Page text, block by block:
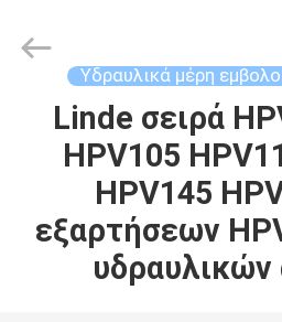
ΣΠΊΤΙ
ΠΡΟΪΌΝΤΑ
ΠΕΡΊΠΟΥ
Power
Co.,Ltd.
Υδραυλικά μέρη
Linde σειρά
HPV105
HPV145
εξαρτήσεων
υδραυλικών